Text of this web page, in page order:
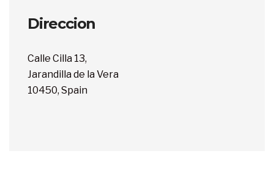
Direccion
Calle Cilla 13,
Jarandilla de la Vera
10450, Spain